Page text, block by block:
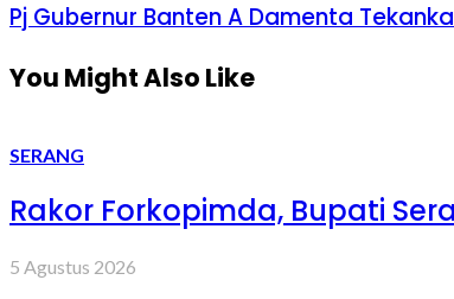
Pj Gubernur Banten A Damenta
You Might Also Like
SERANG
Rakor Forkopimda, Bupati
5 Agustus 2026